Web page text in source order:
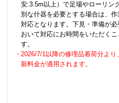
安:3.5m以上）で足場やローリン
別な什器を必要とする場合は、
対応となります。下見・準備が
おいて対応にお時間をいただくこ
す。
・2026/7/1以降の修理品着荷分より
新料金が適用されます。